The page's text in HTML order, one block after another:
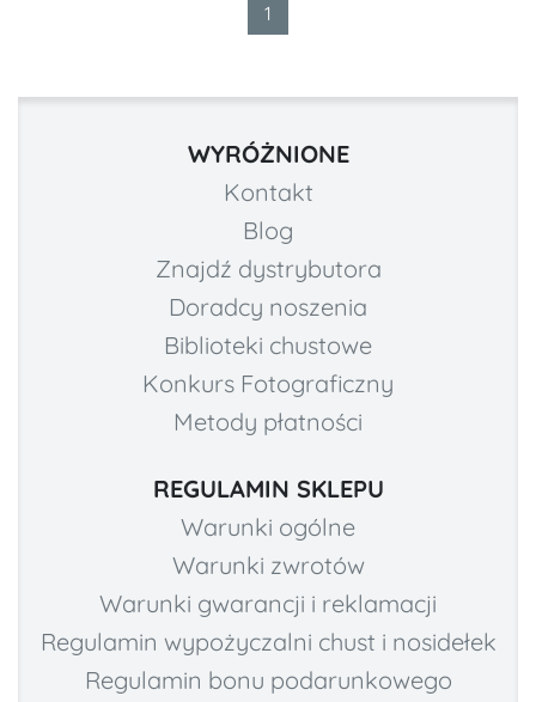
1
WYRÓŻNIONE
Kontakt
Blog
Znajdź dystrybutora
Doradcy noszenia
Biblioteki chustowe
Konkurs Fotograficzny
Metody płatności
REGULAMIN SKLEPU
Warunki ogólne
Warunki zwrotów
Warunki gwarancji i reklamacji
Regulamin wypożyczalni chust i nosidełek
Regulamin bonu podarunkowego